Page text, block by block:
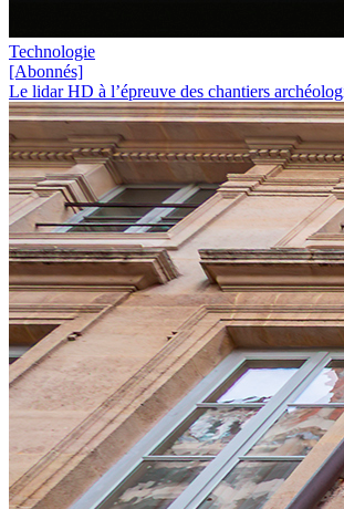
Technologie
[Abonnés]
Le lidar HD à l’épreuve des chantiers